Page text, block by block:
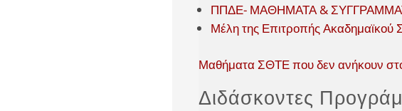
ΠΠΔΕ- ΜΑΘΗΜΑΤΑ &
Μέλη της Επιτροπής
Μαθήματα ΣΘΤΕ που δεν ανήκουν
Διδάσκοντες